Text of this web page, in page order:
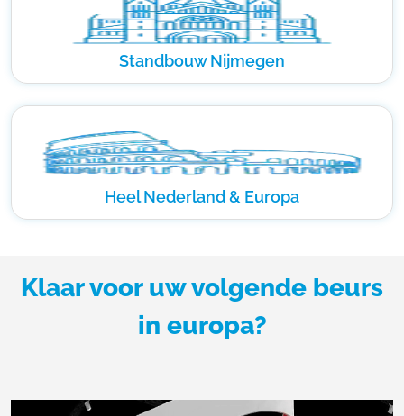
Standbouw Nijmegen
Heel Nederland & Europa
Klaar voor uw volgende beurs
in europa?